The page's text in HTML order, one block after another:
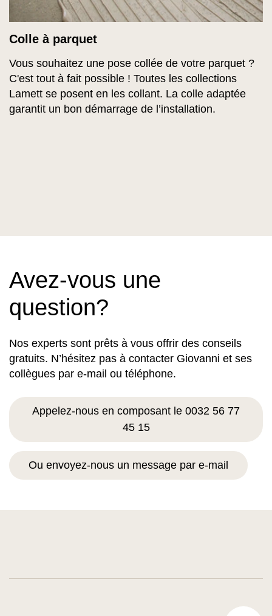
Colle à parquet
Vous souhaitez une pose collée de votre parquet ?
C'est tout à fait possible ! Toutes les collections
Lamett se posent en les collant. La colle adaptée
garantit un bon démarrage de l’installation.
Avez-vous une
question?
Nos experts sont prêts à vous offrir des conseils
gratuits. N’hésitez pas à contacter Giovanni et ses
collègues par e-mail ou téléphone.
Appelez-nous en composant le 0032 56 77
45 15
Ou envoyez-nous un message par e-mail